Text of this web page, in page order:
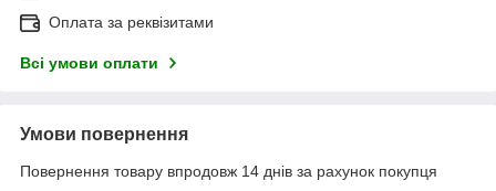
Оплата за реквізитами
Всі умови оплати
Умови повернення
Повернення товару впродовж 14 днів за рахунок покупця